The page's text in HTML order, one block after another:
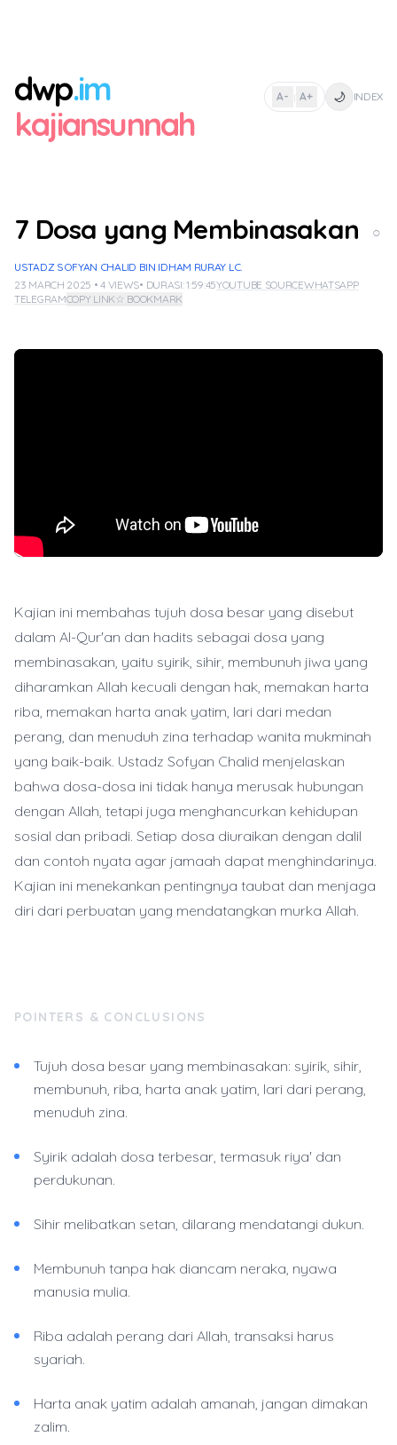
dwp.im
kajiansunnah
A- | A+ 🌙 INDEX
7 Dosa yang Membinasakan ○
USTADZ SOFYAN CHALID BIN IDHAM RURAY LC.
23 MARCH 2025 • 4 VIEWS• DURASI: 1:59:45YOUTUBE SOURCEWHATSAPP
TELEGRAMCOPY LINK☆ BOOKMARK
Kajian ini membahas tujuh dosa besar yang disebut
dalam Al-Qur'an dan hadits sebagai dosa yang
membinasakan, yaitu syirik, sihir, membunuh jiwa yang
diharamkan Allah kecuali dengan hak, memakan harta
riba, memakan harta anak yatim, lari dari medan
perang, dan menuduh zina terhadap wanita mukminah
yang baik-baik. Ustadz Sofyan Chalid menjelaskan
bahwa dosa-dosa ini tidak hanya merusak hubungan
dengan Allah, tetapi juga menghancurkan kehidupan
sosial dan pribadi. Setiap dosa diuraikan dengan dalil
dan contoh nyata agar jamaah dapat menghindarinya.
Kajian ini menekankan pentingnya taubat dan menjaga
diri dari perbuatan yang mendatangkan murka Allah.
POINTERS & CONCLUSIONS
Tujuh dosa besar yang membinasakan: syirik, sihir,
membunuh, riba, harta anak yatim, lari dari perang,
menuduh zina.
Syirik adalah dosa terbesar, termasuk riya' dan
perdukunan.
Sihir melibatkan setan, dilarang mendatangi dukun.
Membunuh tanpa hak diancam neraka, nyawa
manusia mulia.
Riba adalah perang dari Allah, transaksi harus
syariah.
Harta anak yatim adalah amanah, jangan dimakan
zalim.